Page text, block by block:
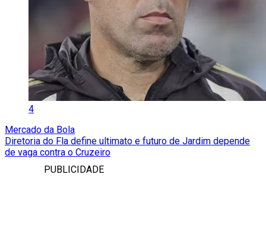
4
Mercado da Bola
Diretoria do Fla define ultimato e futuro de Jardim depende
de vaga contra o Cruzeiro
PUBLICIDADE